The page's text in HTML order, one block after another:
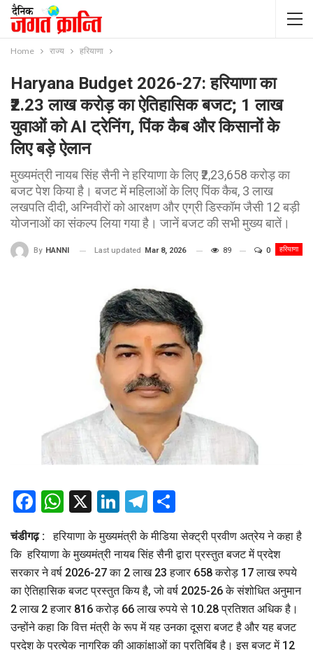
Home राज्य हरियाणा
Haryana Budget 2026-27: हरियाणा का
₹2.23 लाख करोड़ का ऐतिहासिक बजट; 1 लाख
युवाओं को AI ट्रेनिंग, पिंक कैब और किसानों के
लिए बड़े ऐलान
मुख्यमंत्री नायब सिंह सैनी ने हरियाणा के लिए ₹2,23,658 करोड़ का
बजट पेश किया है। बजट में महिलाओं के लिए पिंक कैब, 3 लाख
लखपति दीदी, अग्निवीरों को आरक्षण और एग्री डिस्कॉम जैसी 12 बड़ी
योजनाओं का संकल्प लिया गया है। जानें बजट की सभी मुख्य बातें।
हरियाणा
By HANNI Last updated Mar 8, 2026 89 0
Facebook
WhatsApp
X LinkedIn
Telegram
चंडीगढ़ : हरियाणा के मुख्यमंत्री के मीडिया सेक्ट्री प्रवीण अत्रेय ने कहा है
कि हरियाणा के मुख्यमंत्री नायब सिंह सैनी द्वारा प्रस्तुत बजट में प्रदेश
सरकार ने वर्ष 2026-27 का 2 लाख 23 हजार 658 करोड़ 17 लाख रुपये
का ऐतिहासिक बजट प्रस्तुत किय है, जो वर्ष 2025-26 के संशोधित अनुमान
2 लाख 2 हजार 816 करोड़ 66 लाख रुपये से 10.28 प्रतिशत अधिक है।
उन्होंने कहा कि वित्त मंत्री के रूप में यह उनका दूसरा बजट है और यह बजट
प्रदेश के प्रत्येक नागरिक की आकांक्षाओं का प्रतिबिंब है। इस बजट में 12